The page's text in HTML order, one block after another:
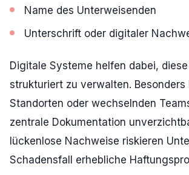
Name des Unterweisenden
Unterschrift oder digitaler
Digitale Systeme helfen dabei,
strukturiert zu verwalten. Besonders
Standorten oder wechselnden
zentrale Dokumentation
lückenlose Nachweise riskieren
Schadensfall erhebliche